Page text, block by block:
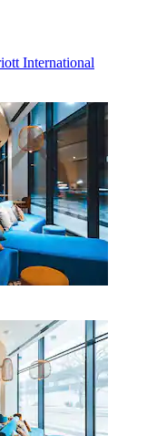
International